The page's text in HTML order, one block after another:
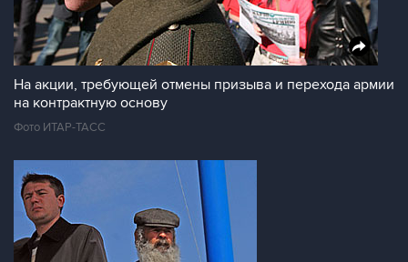
На акции, требующей отмены призыва и перехода армии
на контрактную основу
Фото ИТАР-ТАСС